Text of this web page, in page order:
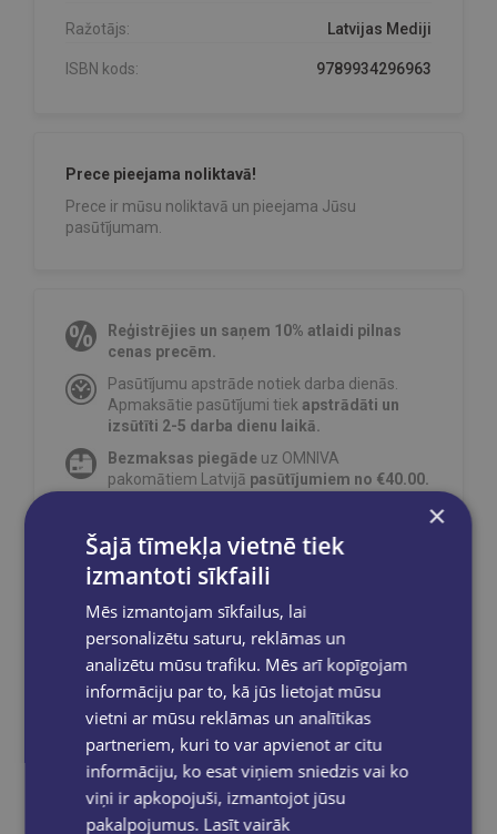
Ražotājs: Latvijas Mediji
ISBN kods: 9789934296963
Prece pieejama noliktavā!
Prece ir mūsu noliktavā un pieejama Jūsu
pasūtījumam.
Reģistrējies un saņem 10% atlaidi pilnas
cenas precēm.
Pasūtījumu apstrāde notiek darba dienās.
Apmaksātie pasūtījumi tiekapstrādāti un
izsūtīti 2-5 darba dienu laikā.
Bezmaksas piegāde uz OMNIVA
pakomātiem Latvijā pasūtījumiem no €40.00.
grāmatnīcā 1-5 darba dienu laikā, kad
pasūtījums būs gatavs saņemšanai, saņemsi
e-pastu un/ vai SMS.
Dalies sociālajos tīklos:
×
Šajā tīmekļa vietnē tiek
izmantoti sīkfaili
Mēs izmantojam sīkfailus, lai
personalizētu saturu, reklāmas un
analizētu mūsu trafiku. Mēs arī kopīgojam
informāciju par to, kā jūs lietojat mūsu
vietni ar mūsu reklāmas un analītikas
partneriem, kuri to var apvienot ar citu
informāciju, ko esat viņiem sniedzis vai ko
viņi ir apkopojuši, izmantojot jūsu
pakalpojumus. Lasīt vairāk